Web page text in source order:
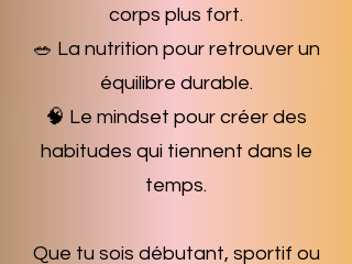
corps plus fort.
🥗 La nutrition pour retrouver un
équilibre durable.
🧠 Le mindset pour créer des
habitudes qui tiennent dans le
temps.
Que tu sois débutant, sportif ou